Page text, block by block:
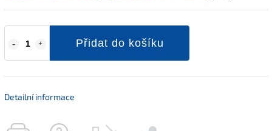
Přidat do košíku
Detailní informace